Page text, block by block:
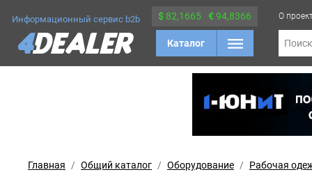
Информационный сервис b2b $ 82,1665 €94,8366
Каталог
О
Поиск
Главная Общий каталог Оборудование Рабочая